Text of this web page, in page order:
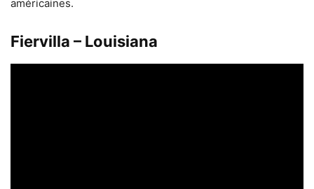
américaines.
Fiervilla – Louisiana